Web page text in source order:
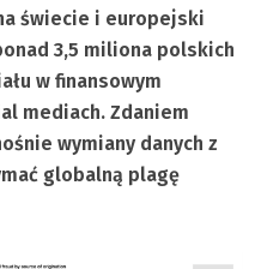
świecie i europejski
3,5 miliona polskich
w finansowym
mediach. Zdaniem
wymiany danych z
globalną plagę